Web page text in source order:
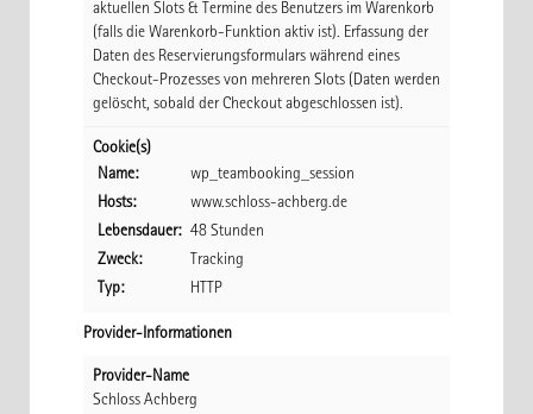
aktuellen Slots & Termine des Benutzers im Warenkorb
(falls die Warenkorb-Funktion aktiv ist). Erfassung der
Daten des Reservierungsformulars während eines
Checkout-Prozesses von mehreren Slots (Daten werden
gelöscht, sobald der Checkout abgeschlossen ist).
Cookie(s)
Name:
wp_teambooking_session
Hosts:
www.schloss-achberg.de
Lebensdauer: 48 Stunden
Zweck:
Tracking
Typ:
HTTP
Provider-Informationen
Provider-Name
Schloss Achberg